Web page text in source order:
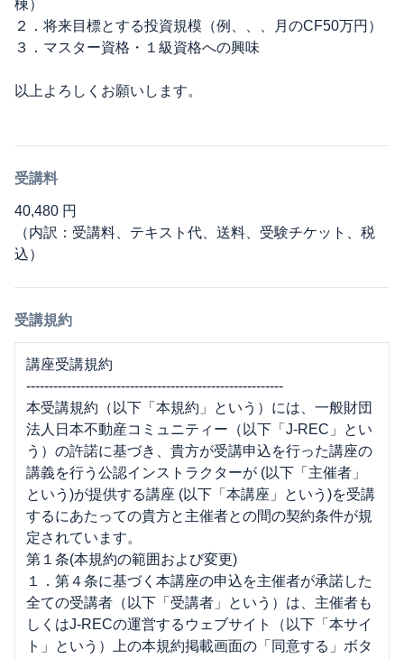
棟）
２．将来目標とする投資規模（例、、、月のCF50万円）
３．マスター資格・１級資格への興味
以上よろしくお願いします。
受講料
40,480 円
（内訳：受講料、テキスト代、送料、受験チケット、税
込）
受講規約
講座受講規約
---------------------------------------------------------
本受講規約（以下「本規約」という）には、一般財団
法人日本不動産コミュニティー（以下「J-REC」とい
う）の許諾に基づき、貴方が受講申込を行った講座の
講義を行う公認インストラクターが (以下「主催者」
という)が提供する講座 (以下「本講座」という)を受講
するにあたっての貴方と主催者との間の契約条件が規
定されています。
第１条(本規約の範囲および変更)
１．第４条に基づく本講座の申込を主催者が承諾した
全ての受講者（以下「受講者」という）は、主催者も
しくはJ-RECの運営するウェブサイト（以下「本サイ
ト」という）上の本規約掲載画面の「同意する」ボタ